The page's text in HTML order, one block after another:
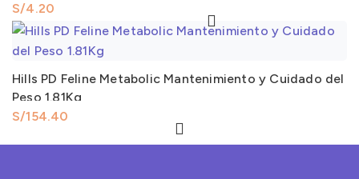
S/
Hills PD Feline Metabolic Mantenimiento y Cuidado del
Peso 1.81Kg
S/